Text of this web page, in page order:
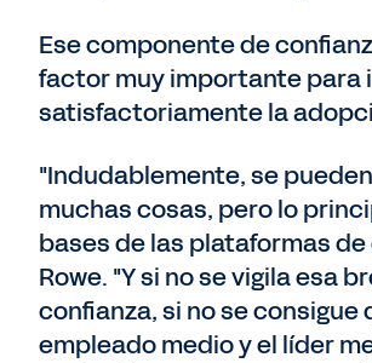
Ese componente de
factor muy importante para
satisfactoriamente la
"Indudablemente, se
muchas cosas, pero lo
bases de las plataformas de
Rowe. "Y si no se vigila esa
confianza, si no se consigue
empleado medio y el líder